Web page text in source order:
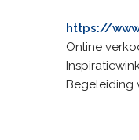
https://
Online
Begeleiding